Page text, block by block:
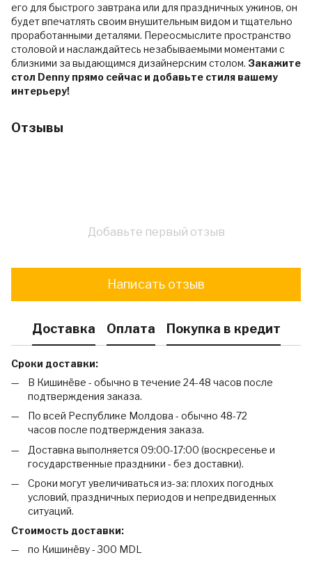
его для быстрого завтрака или для праздничных ужинов, он
будет впечатлять своим внушительным видом и тщательно
проработанными деталями. Переосмыслите пространство
столовой и наслаждайтесь незабываемыми моментами с
близкими за выдающимся дизайнерским столом. Закажите
стол Denny прямо сейчас и добавьте стиля вашему
интерьеру!
Отзывы
Добавьте первый отзыв
Написать отзыв
Доставка Оплата Покупка в кредит
Сроки доставки:
В Кишинёве - обычно в течение 24-48 часов после
подтверждения заказа.
По всей Республике Молдова - обычно 48-72
часов после подтверждения заказа.
Доставка выполняется 09:00-17:00 (воскресенье и
государственные праздники - без доставки).
Сроки могут увеличиваться из-за: плохих погодных
условий, праздничных периодов и непредвиденных
ситуаций.
Стоимость доставки:
по Кишинёву - 300 MDL